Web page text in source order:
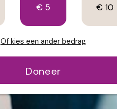
€ 5 € 10
Of kies een ander bedrag
Doneer